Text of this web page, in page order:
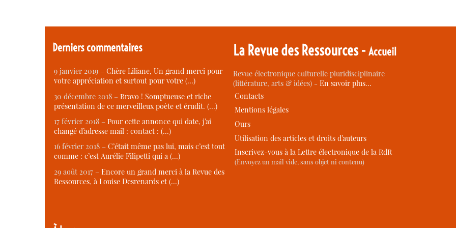
Derniers commentaires
9 janvier 2019 – Chère Liliane, Un grand merci pour
votre appréciation et surtout pour votre (…)
30 décembre 2018 – Bravo ! Somptueuse et riche
présentation de ce merveilleux poète et érudit. (…)
17 février 2018 – Pour cette annonce qui date, j’ai
changé d’adresse mail : contact : (…)
16 février 2018 – C’était même pas lui, mais c’est tout
comme : c’est Aurélie Filipetti qui a (…)
29 août 2017 – Encore un grand merci à la Revue des
Ressources, à Louise Desrenards et (…)
La Revue des Ressources -Accueil
Revue électronique culturelle pluridisciplinaire
(littérature, arts & idées) -En savoir plus…
Contacts
Mentions légales
Ours
Utilisation des articles et droits d’auteurs
Inscrivez-vous à la Lettre électronique de la RdR
(Envoyez un mail vide, sans objet ni contenu)